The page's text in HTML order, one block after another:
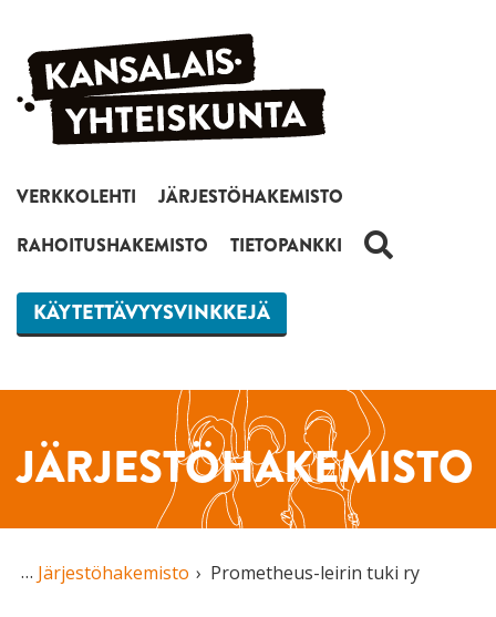
Siirry sisältöön
VERKKOLEHTI
JÄRJESTÖHAKEMISTO
RAHOITUSHAKEMISTO
TIETOPANKKI HAKU
KÄYTETTÄVYYSVINKKEJÄ
JÄRJESTÖHAKEMISTO
Järjestöhakemisto Prometheus-leirin tuki ry